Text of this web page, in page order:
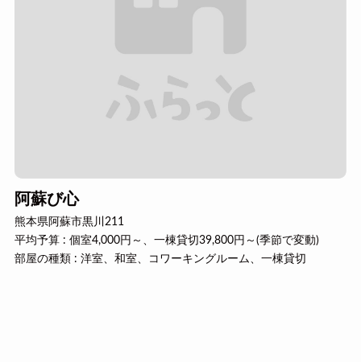
阿蘇び心
熊本県阿蘇市黒川211
平均予算 : 個室4,000円～、一棟貸切39,800円～(季節で変動)
部屋の種類 : 洋室、和室、コワーキングルーム、一棟貸切